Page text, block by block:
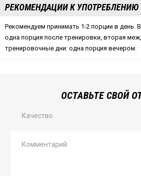
РЕКОМЕНДАЦИИ К УПОТРЕБЛЕНИЮ
Рекомендуем принимать 1-2 порции в день.
одна порция после тренировки, вторая
тренировочные дни: одна порция вечером.
ОСТАВЬТЕ СВОЙ
Качество